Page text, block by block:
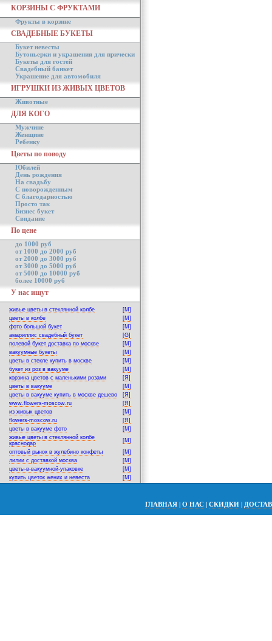
КОРЗИНЫ С ФРУКТАМИ
Фрукты в корзине
СВАДЕБНЫЕ БУКЕТЫ
Букет невесты
Бутоньерки и украшения для прически
Букеты для гостей
Свадебный банкет
Украшение для автомобиля
ИГРУШКИ ИЗ ЖИВЫХ ЦВЕТОВ
Животные
ДЛЯ КОГО
Мужчине
Женщине
Ребенку
Цветы по поводу
Юбилей
День рождения
На свадьбу
С новорожденным
С благодарностью
Просто так
Бизнес букет
Свидание
По цене
до 1000 руб
от 1000 до 2000 руб
от 2000 до 3000 руб
от 3000 до 5000 руб
от 5000 до 10000 руб
более 10000 руб
У нас ищут
живые цветы в стеклянной колбе
[M]
цветы в колбе
[M]
фото большой букет
[M]
амариллис свадебный букет
[G]
полевой букет доставка по москве
[M]
вакуумные букеты
[M]
цветы в стекле купить в москве
[M]
букет из роз в вакууме
[M]
корзина цветов с маленькими розами
[Я]
цветы в вакууме
[M]
цветы в вакууме купить в москве дешево
[Я]
www.flowers-moscow.ru
[Я]
из живых цветов
[M]
flowers-moscow.ru
[Я]
цветы в вакууме фото
[M]
живые цветы в стеклянной колбе
краснодар
[M]
оптовый рынок в жулебино конфеты
[M]
лилии с доставкой москва
[M]
цветы-в-вакуумной-упаковке
[M]
купить цветок жених и невеста
[M]
ГЛАВНАЯ | О НАС | СКИДКИ |